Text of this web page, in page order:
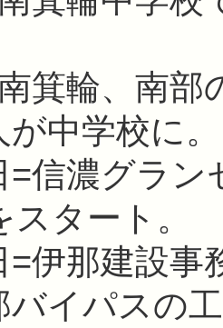
箕輪、南部
中学校に。
信濃グラン
タート。
伊那建設事
バイパスの